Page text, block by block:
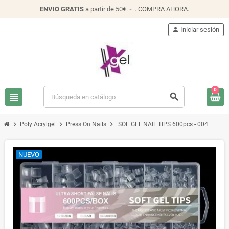
ENVIO GRATIS a partir de 50€. - . COMPRA AHORA.
view_headline search
person Iniciar sesión
0
chevron_right Poly Acrylgel chevron_right Press On Nails chevron_right SOF GEL NAIL TIPS 600pcs - 004
NUEVO